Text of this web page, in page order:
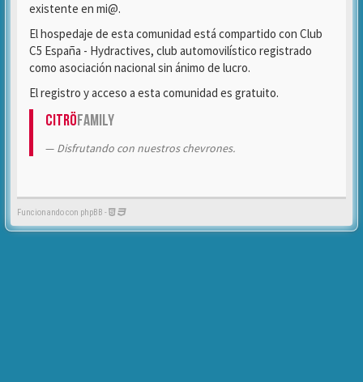
existente en mi@.
El hospedaje de esta comunidad está compartido con Club
C5 España - Hydractives, club automovilístico registrado
como asociación nacional sin ánimo de lucro.
El registro y acceso a esta comunidad es gratuito.
CitröFamily
Disfrutando con nuestros chevrones.
Funcionando con phpBB -